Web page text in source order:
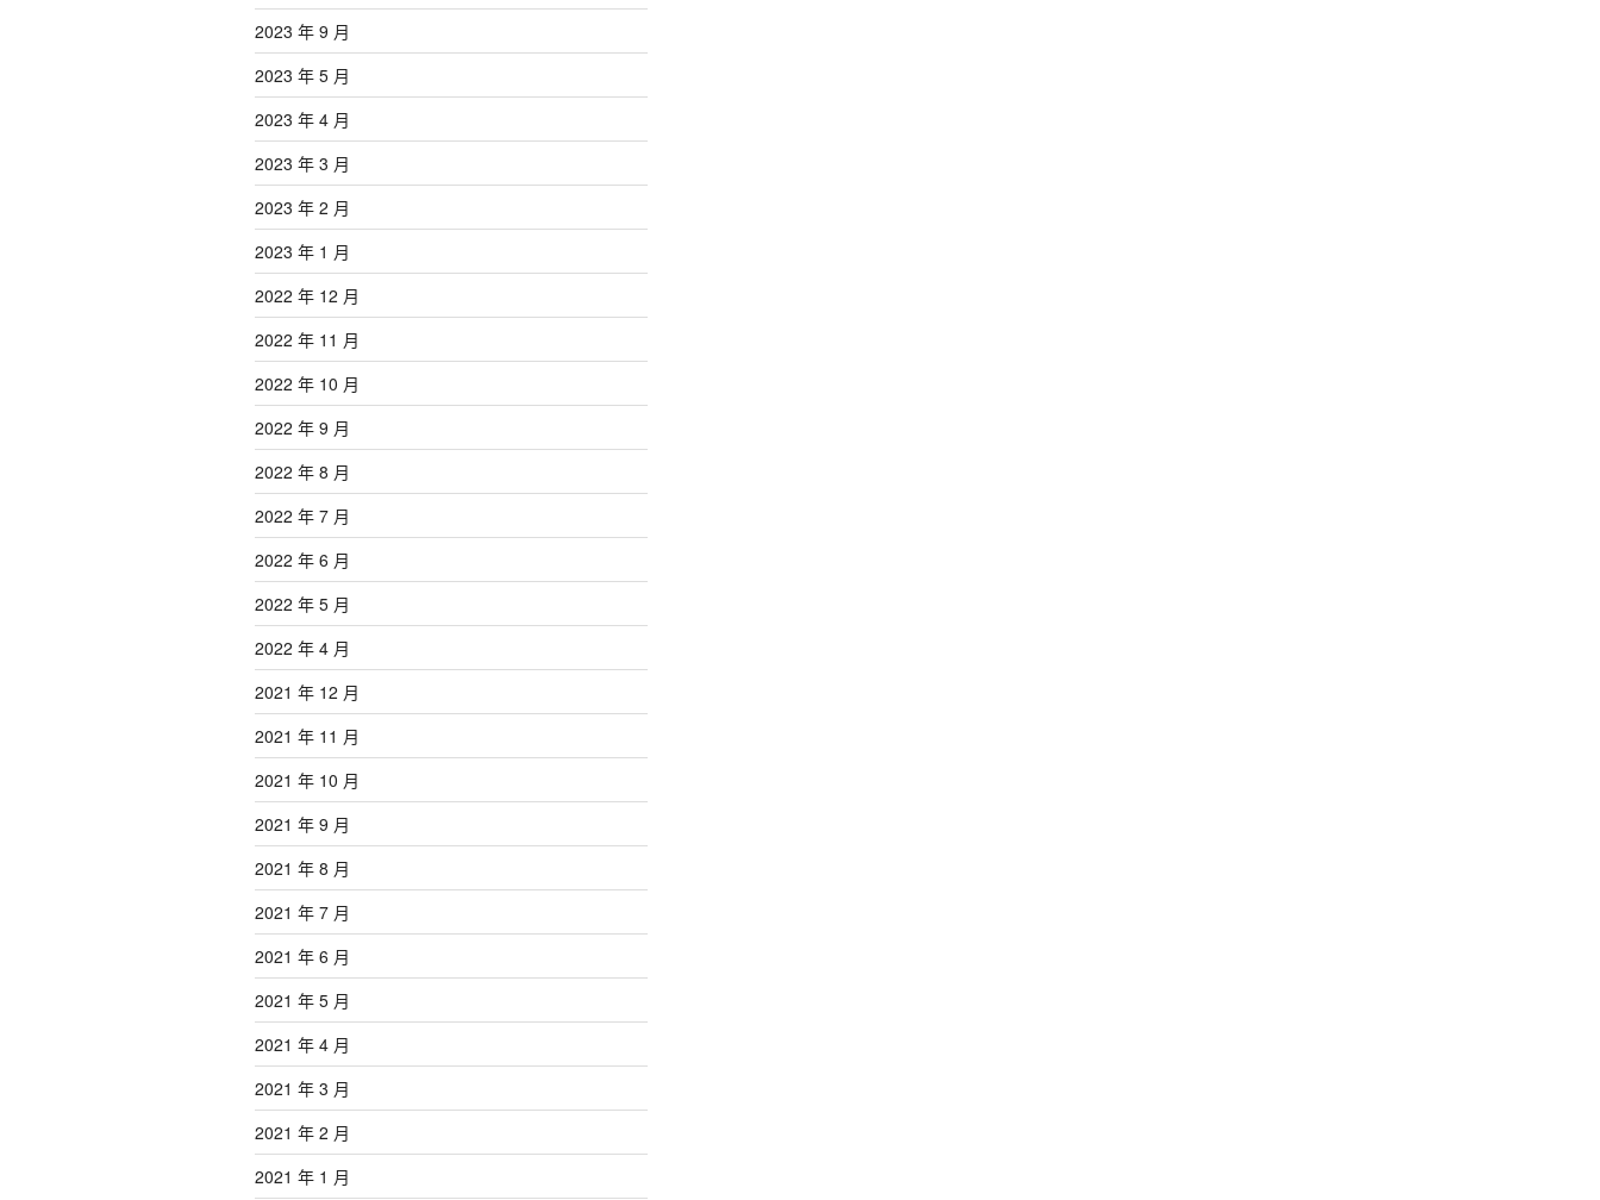
2023 年 9 月
2023 年 5 月
2023 年 4 月
2023 年 3 月
2023 年 2 月
2023 年 1 月
2022 年 12 月
2022 年 11 月
2022 年 10 月
2022 年 9 月
2022 年 8 月
2022 年 7 月
2022 年 6 月
2022 年 5 月
2022 年 4 月
2021 年 12 月
2021 年 11 月
2021 年 10 月
2021 年 9 月
2021 年 8 月
2021 年 7 月
2021 年 6 月
2021 年 5 月
2021 年 4 月
2021 年 3 月
2021 年 2 月
2021 年 1 月